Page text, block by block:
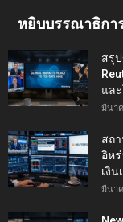
หยิบบรรณาธิกา
สรุ
แล
มีนา
สถ
อิห
เงิน
มีนา